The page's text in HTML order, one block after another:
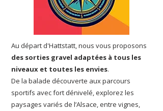
Au départ d'Hattstatt, nous vous proposons
des sorties gravel adaptées à tous les
niveaux et toutes les envies.
De la balade découverte aux parcours
sportifs avec fort dénivelé, explorez les
paysages variés de l’Alsace, entre vignes,